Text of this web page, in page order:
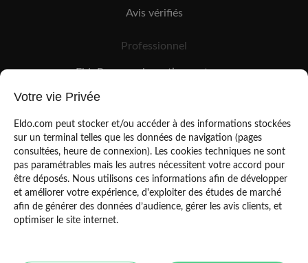
Avis vérifiés
Professionnel
EldoPro pour les artisans et pros
EldoNetwork pour les réseaux, marques et industriels
Mentions légales
Votre vie Privée
Eldo.com peut stocker et/ou accéder à des informations stockées
sur un terminal telles que les données de navigation (pages
consultées, heure de connexion). Les cookies techniques ne sont
pas paramétrables mais les autres nécessitent votre accord pour
être déposés. Nous utilisons ces informations afin de développer
et améliorer votre expérience, d'exploiter des études de marché
afin de générer des données d’audience, gérer les avis clients, et
optimiser le site internet.